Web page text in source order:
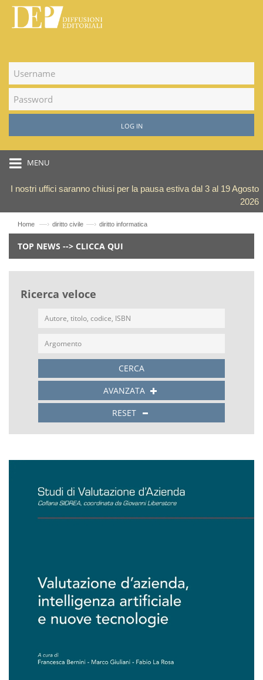
LOG IN
MENU
I nostri uffici saranno chiusi per la pausa estiva dal 3 al 19 Agosto
2026
Home —› diritto civile —› diritto informatica
TOP NEWS --> CLICCA QUI
Ricerca veloce
CERCA
AVANZATA
RESET